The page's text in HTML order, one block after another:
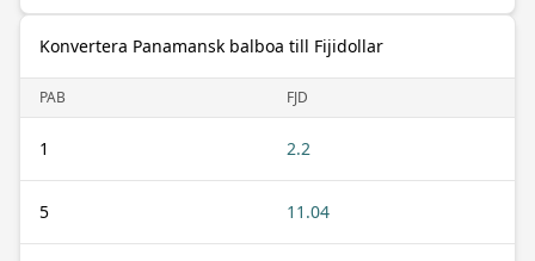
Konvertera Panamansk balboa till Fijidollar
PAB FJD
1 2.2
5 11.04